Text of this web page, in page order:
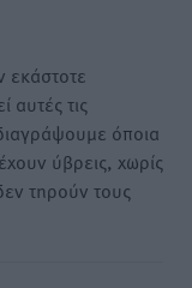
εκάστοτε
αυτές τις
όποια
ύβρεις, χωρίς
τηρούν τους